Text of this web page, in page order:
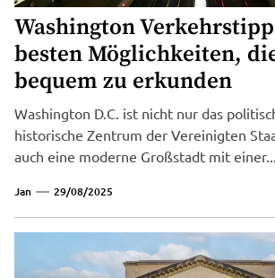
Washington
besten Möglichkeiten,
bequem zu erkunden
Washington D.C. ist nicht nur das
historische Zentrum der Vereinigten
auch eine moderne Großstadt mit einer...
Jan 29/08/2025